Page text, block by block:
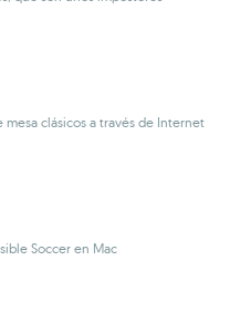
mesa clásicos a través de Internet
Soccer en Mac